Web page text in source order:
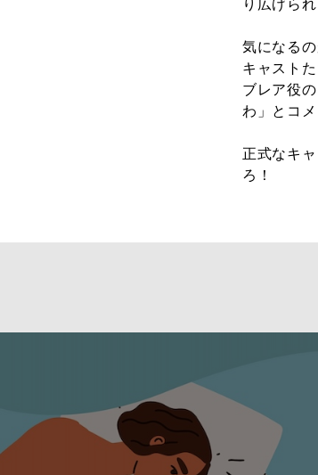
り広げら
気になる
キャスト
ブレア役
わ」とコ
正式なキ
ろ！